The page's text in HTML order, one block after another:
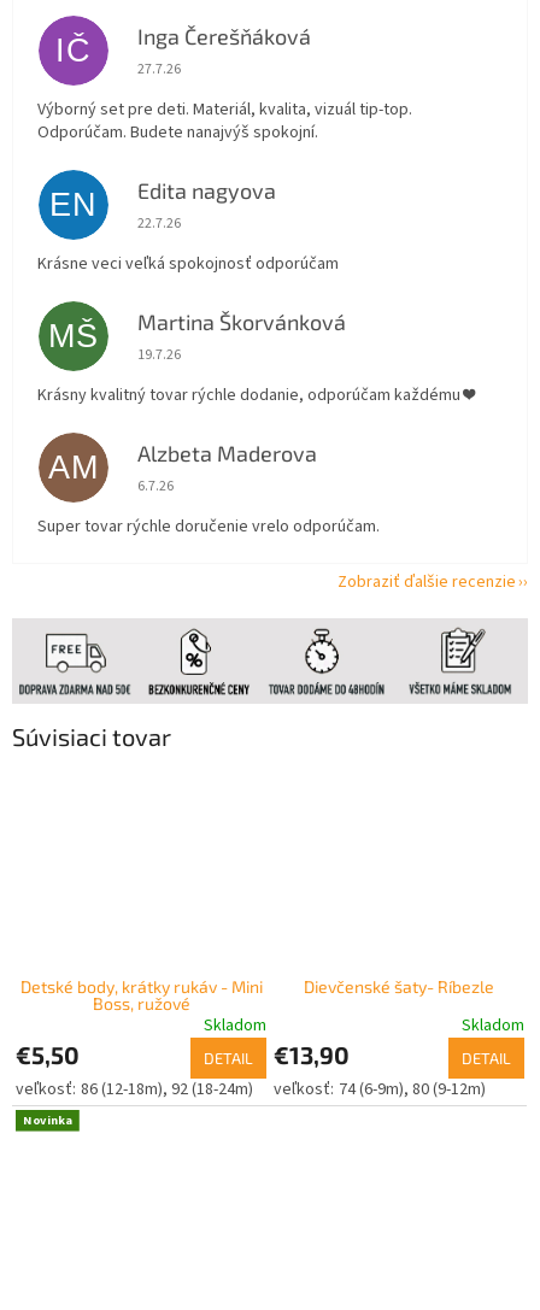
Súvisiaci tovar
Detské body, krátky rukáv - Mini
Boss, ružové
Skladom
€5,50 DETAIL
86 (12-18m) 92 (18-24m)
Dievčenské šaty- Ríbezle
Skladom
€13,90 DETAIL
74 (6-9m) 80 (9-12m)
Novinka
IČ Inga Čerešňáková
Hodnotenie obchodu je 5 z 5 hviezdičiek.
27.7.26
Výborný set pre deti. Materiál, kvalita, vizuál tip-top.
Odporúčam. Budete nanajvýš spokojní.
EN Edita nagyova
Hodnotenie obchodu je 5 z 5 hviezdičiek.
22.7.26
Krásne veci veľká spokojnosť odporúčam
MŠ Martina Škorvánková
Hodnotenie obchodu je 5 z 5 hviezdičiek.
19.7.26
Krásny kvalitný tovar rýchle dodanie, odporúčam každému ❤️
AM Alzbeta Maderova
Hodnotenie obchodu je 5 z 5 hviezdičiek.
6.7.26
Super tovar rýchle doručenie vrelo odporúčam.
Zobraziť ďalšie recenzie